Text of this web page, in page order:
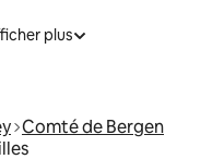
plus
Comté de Bergen